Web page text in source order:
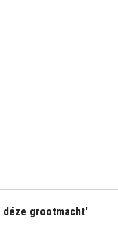
déze grootmacht'